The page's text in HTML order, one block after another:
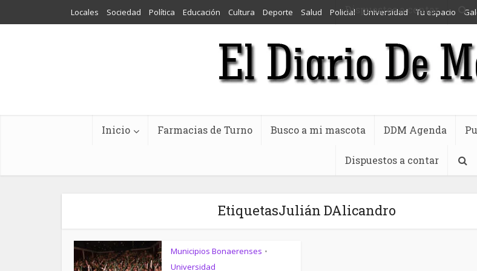
Dispuestos a contar
Locales Sociedad Política Educación Cultura Deporte Salud Policial Universidad Tu espacio
Inicio Farmacias de Turno Busco a mi mascota DDM Agenda
Dispuestos a contar
EtiquetasJulián DAlicandro
Municipios Bonaerenses •
Universidad